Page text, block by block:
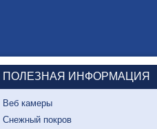
ПОЛЕЗНАЯ ИНФОРМАЦИЯ
Веб камеры
Снежный покров